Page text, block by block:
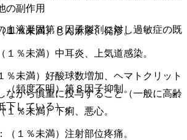
液凝固第８因子製剤に対し過敏症の既
ながら慎重に投与すること（一般に高齢
下している）。
の副作用
％未満）じん麻疹、発疹。
％未満）中耳炎、上気道感染。
未満）好酸球数増加、ヘマトクリット
（頻度不明）第８因子抑制。
％未満）下痢、悪心。
１％未満）注射部位疼痛。